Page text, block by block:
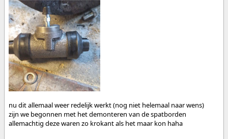
nu dit allemaal weer redelijk werkt (nog niet helemaal naar wens)
zijn we begonnen met het demonteren van de spatborden
allemachtig deze waren zo krokant als het maar kon haha